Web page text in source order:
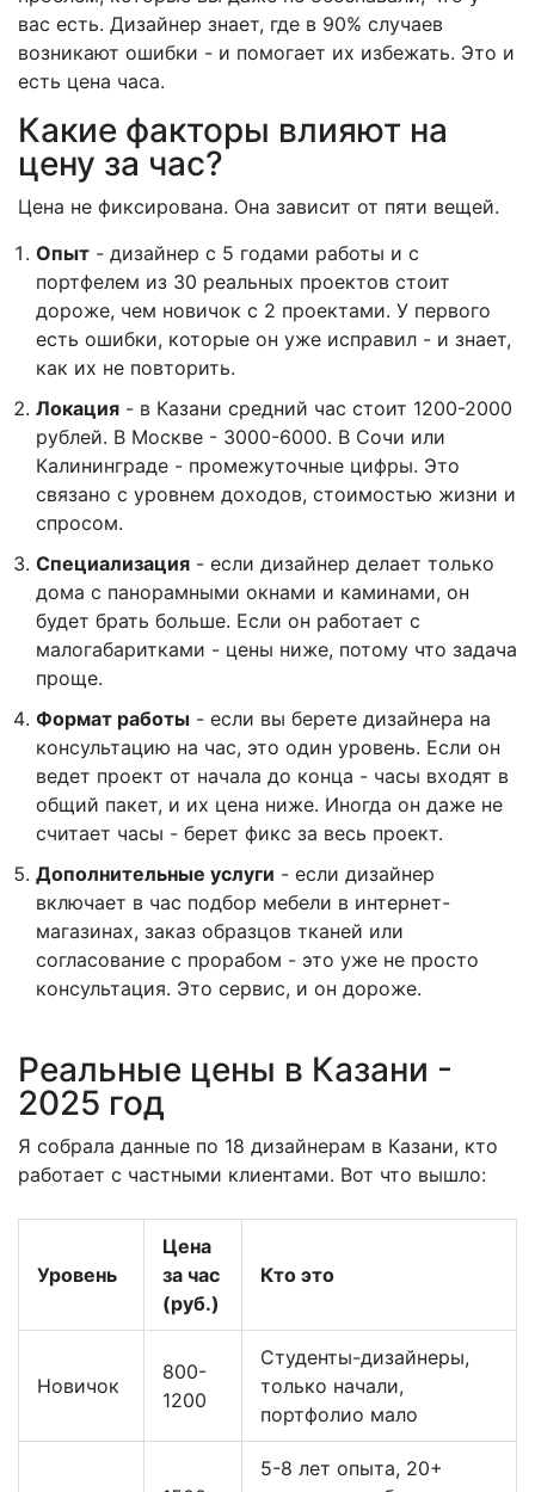
вас есть. Дизайнер знает, где в 90% случаев
возникают ошибки - и помогает их избежать. Это и
есть цена часа.
Какие факторы влияют на
цену за час?
Цена не фиксирована. Она зависит от пяти вещей.
Опыт - дизайнер с 5 годами работы и с
портфелем из 30 реальных проектов стоит
дороже, чем новичок с 2 проектами. У первого
есть ошибки, которые он уже исправил - и знает,
как их не повторить.
Локация - в Казани средний час стоит 1200-2000
рублей. В Москве - 3000-6000. В Сочи или
Калининграде - промежуточные цифры. Это
связано с уровнем доходов, стоимостью жизни и
спросом.
Специализация - если дизайнер делает только
дома с панорамными окнами и каминами, он
будет брать больше. Если он работает с
малогабаритками - цены ниже, потому что задача
проще.
Формат работы - если вы берете дизайнера на
консультацию на час, это один уровень. Если он
ведет проект от начала до конца - часы входят в
общий пакет, и их цена ниже. Иногда он даже не
считает часы - берет фикс за весь проект.
Дополнительные услуги - если дизайнер
включает в час подбор мебели в интернет-
магазинах, заказ образцов тканей или
согласование с прорабом - это уже не просто
консультация. Это сервис, и он дороже.
Реальные цены в Казани -
2025 год
Я собрала данные по 18 дизайнерам в Казани, кто
работает с частными клиентами. Вот что вышло:
Уровень
Цена
за час
(руб.)
Кто это
Новичок
800-
1200
Студенты-дизайнеры,
только начали,
портфолио мало
5-8 лет опыта, 20+